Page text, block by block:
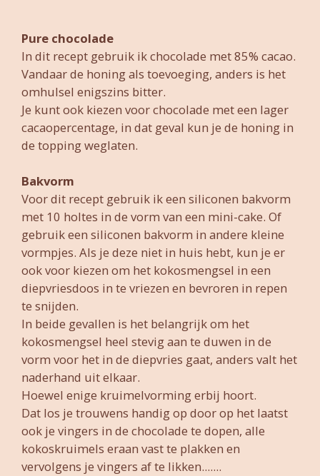
Pure chocolade
In dit recept gebruik ik chocolade met 85% cacao.
Vandaar de honing als toevoeging, anders is het
omhulsel enigszins bitter.
Je kunt ook kiezen voor chocolade met een lager
cacaopercentage, in dat geval kun je de honing in
de topping weglaten.
Bakvorm
Voor dit recept gebruik ik een siliconen bakvorm
met 10 holtes in de vorm van een mini-cake. Of
gebruik een siliconen bakvorm in andere kleine
vormpjes. Als je deze niet in huis hebt, kun je er
ook voor kiezen om het kokosmengsel in een
diepvriesdoos in te vriezen en bevroren in repen
te snijden.
In beide gevallen is het belangrijk om het
kokosmengsel heel stevig aan te duwen in de
vorm voor het in de diepvries gaat, anders valt het
naderhand uit elkaar.
Hoewel enige kruimelvorming erbij hoort.
Dat los je trouwens handig op door op het laatst
ook je vingers in de chocolade te dopen, alle
kokoskruimels eraan vast te plakken en
vervolgens je vingers af te likken.......